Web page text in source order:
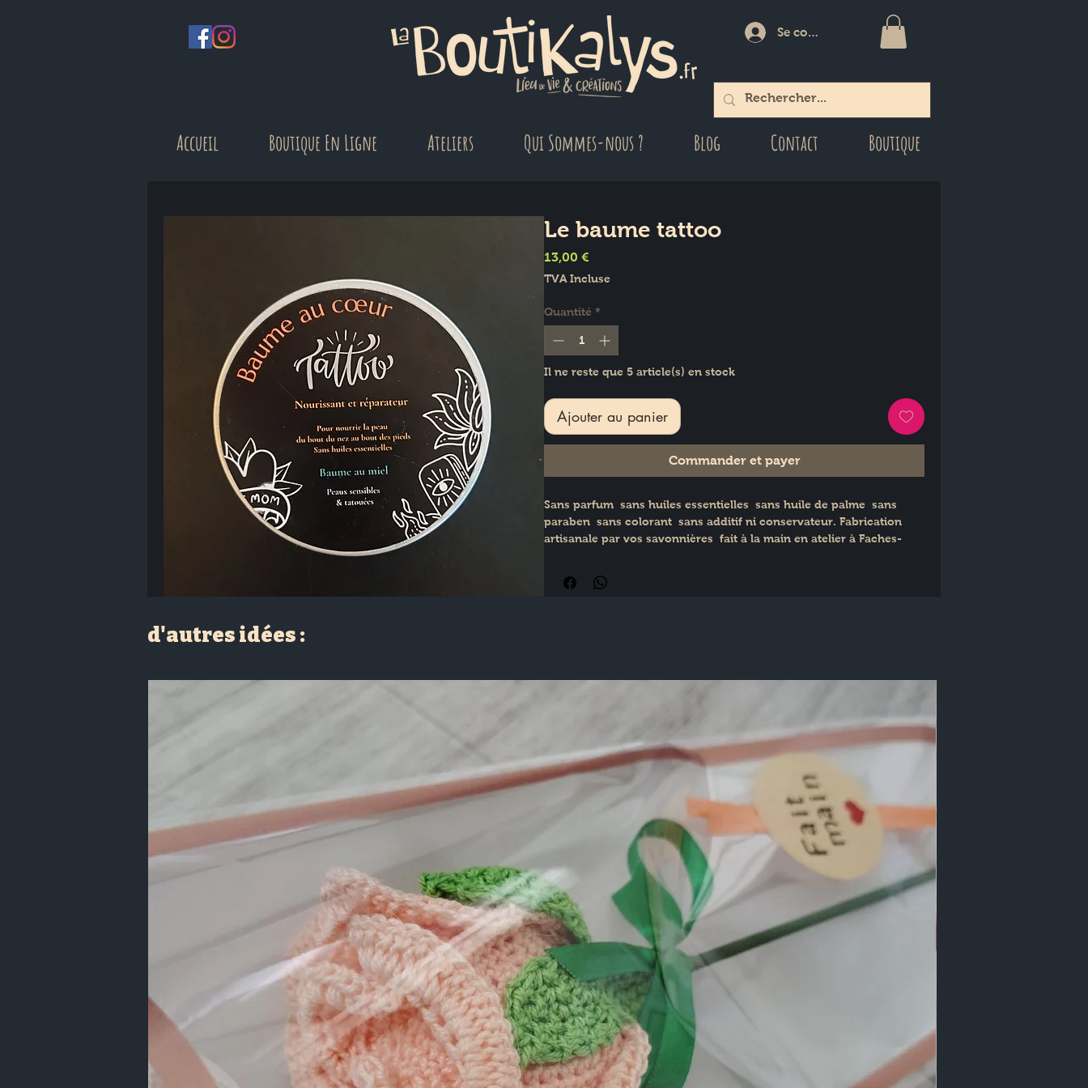
Se connecter
Accueil Boutique En Ligne Ateliers Qui Sommes-nous ? Blog Contact Boutique
Le baume tattoo
13,00 €
TVA Incluse
Quantité *
Il ne reste que 5 article(s) en stock
Ajouter au panier
Commander et payer
Sans parfum  sans huiles essentielles  sans huile de palme  sans
paraben  sans colorant  sans additif ni conservateur. Fabrication
artisanale par vos savonnières  fait à la main en atelier à Faches-
Ingrédients INCI : PRUNUS AMYGDALUS DULCIS OIL*  CERA ALBA
BUTYROSPERMUM PARKII BUTTER*  HELIANTHUS ANNUUS SEED
OIL*  HONEY*  CALENDULA OFFICINALIS FLOWER EXTRACT*
TOCOPHEROL EXTRACT
*Certifiés issus de l'agriculture biologique
PAO: 12 mois
Précautions d'emploi: Ne pas avaler. En cas de contact avec les yeux
rincer abondamment.
Si vous souhaitez remplacer votre pot  ne le jetez pas mais recyclez-
le avec sa capsule dans votre poubelle jaune  votre geste Eco-
d'autres idées :